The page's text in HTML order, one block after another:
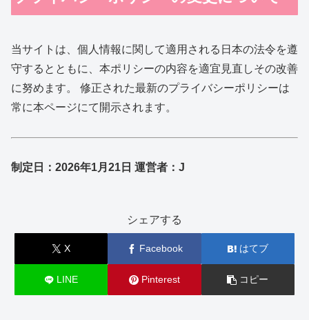
当サイトは、個人情報に関して適用される日本の法令を遵
守するとともに、本ポリシーの内容を適宜見直しその改善
に努めます。 修正された最新のプライバシーポリシーは
常に本ページにて開示されます。
制定日：2026年1月21日 運営者：J
シェアする
X Facebook はてブ
LINE Pinterest コピー